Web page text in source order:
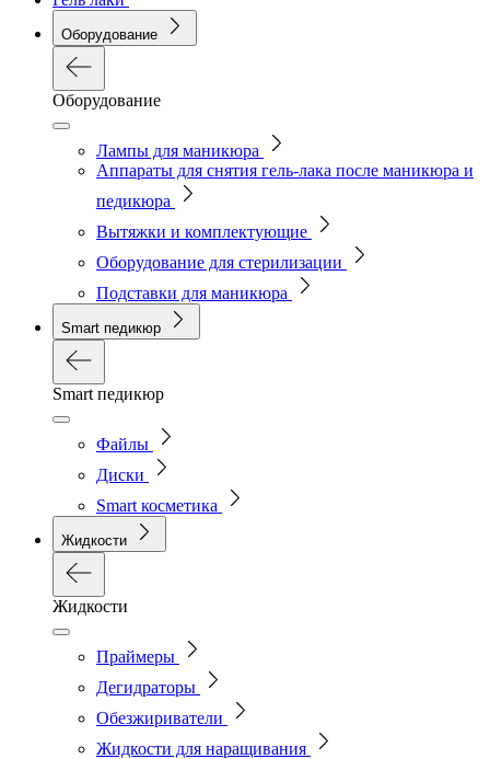
Оборудование
Оборудование
Лампы для маникюра
Аппараты для снятия гель-лака после маникюра и
педикюра
Вытяжки и комплектующие
Оборудование для стерилизации
Подставки для маникюра
Smart педикюр
Smart педикюр
Файлы
Диски
Smart косметика
Жидкости
Жидкости
Праймеры
Дегидраторы
Обезжириватели
Жидкости для наращивания